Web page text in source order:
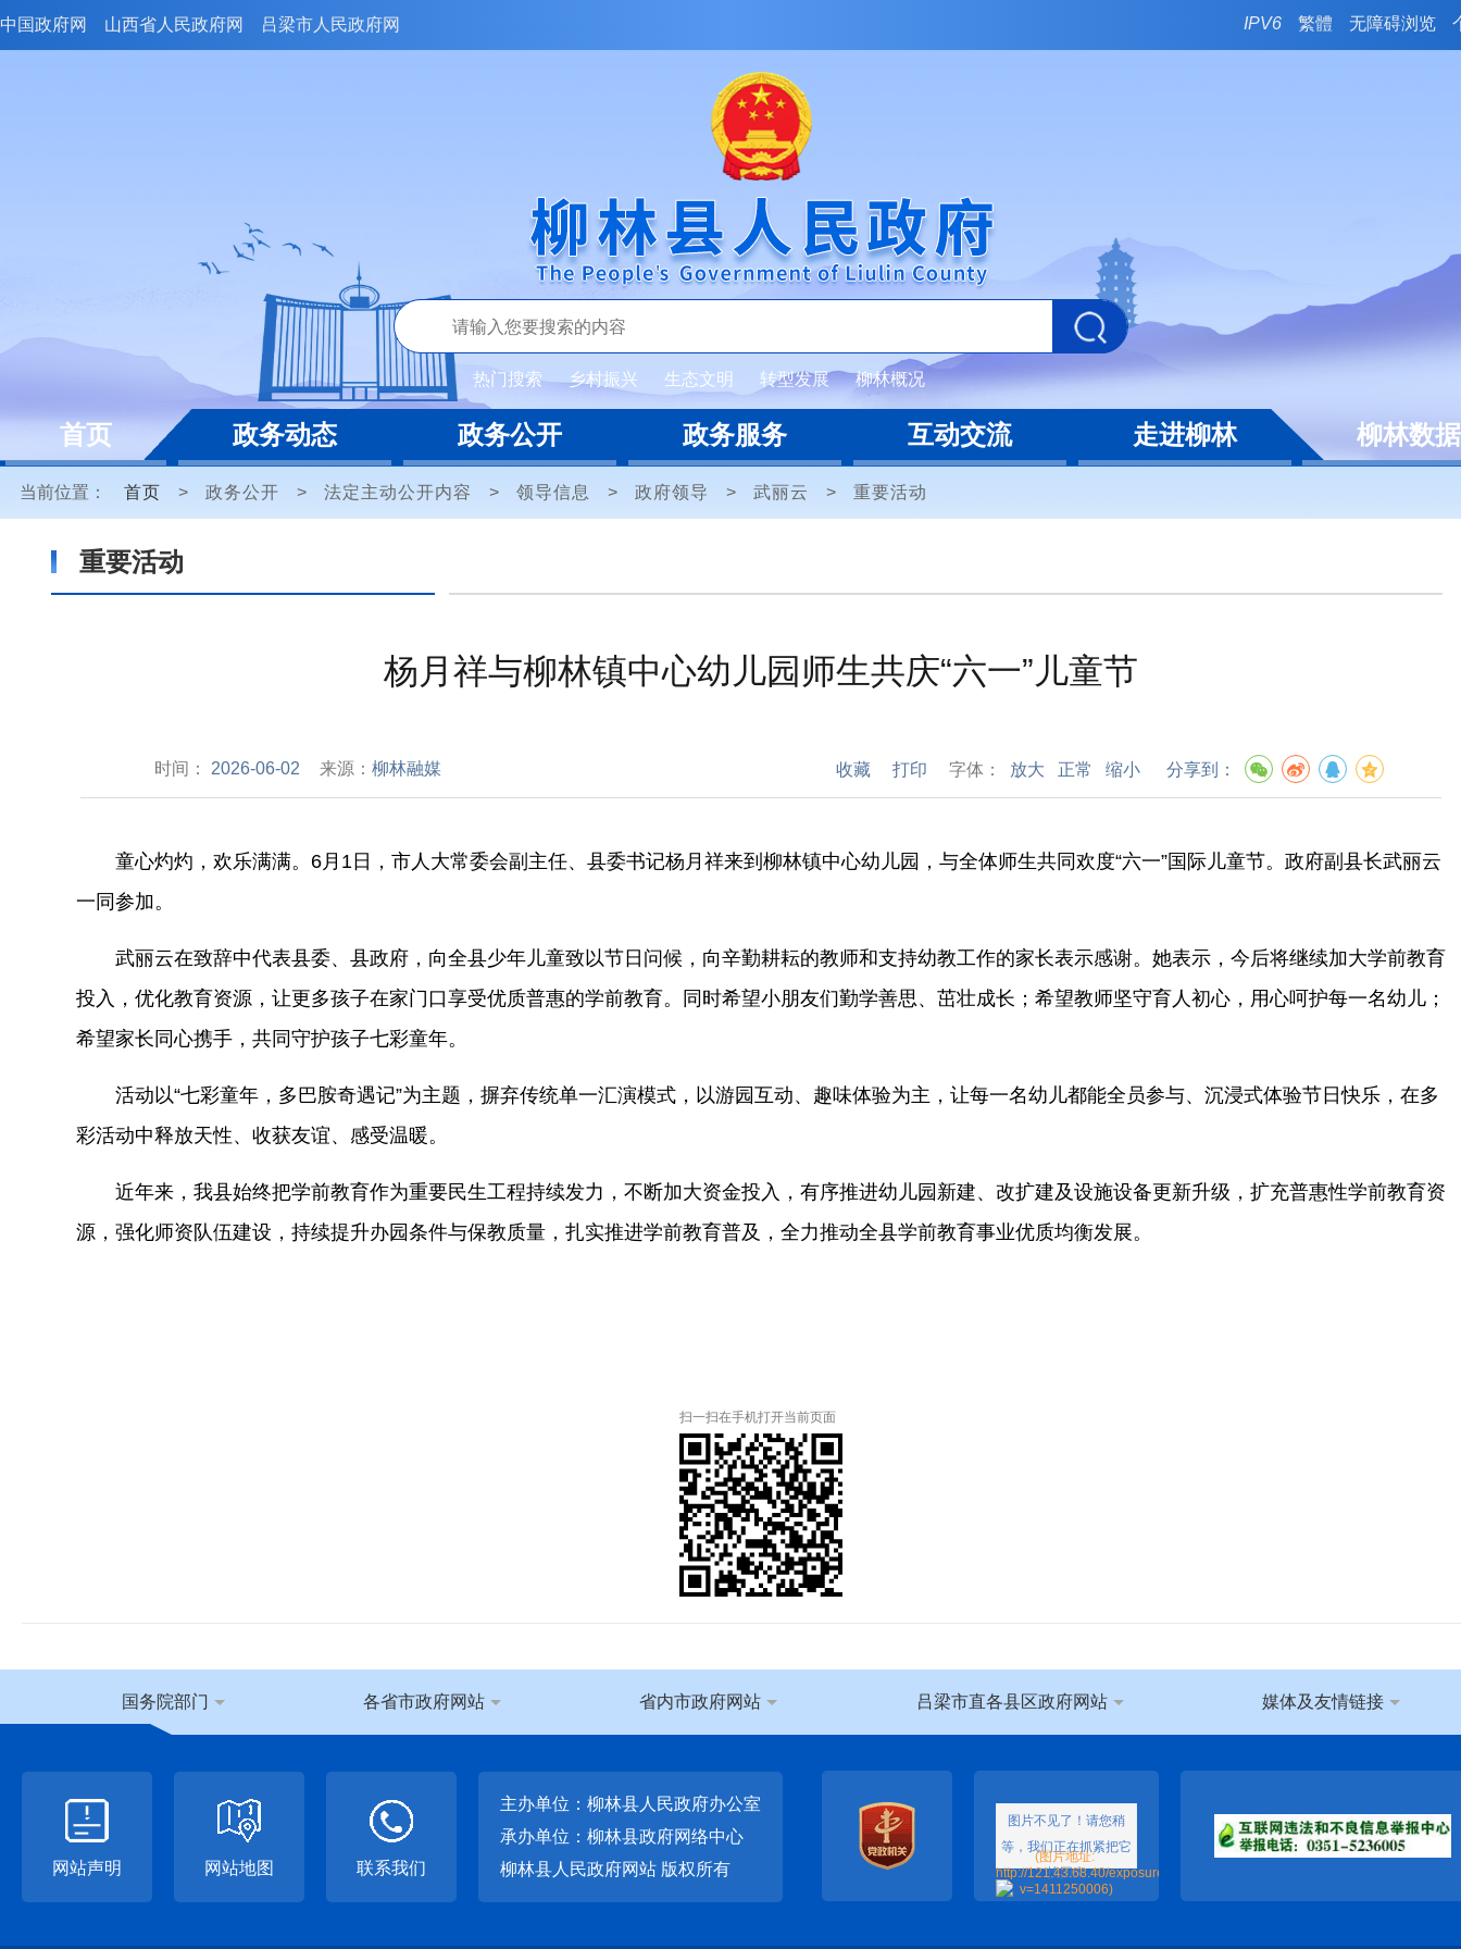
中国政府网 山西省人民政府网 吕梁市人民政府网 IPV6 繁體 无障碍浏览
热门搜索 乡村振兴 生态文明 转型发展 柳林概况
首页 政务动态 政务公开 政务服务 互动交流 走进柳林 柳林数据
当前位置： 首页 > 政务公开 > 法定主动公开内容 > 领导信息 > 政府领导 > 武丽云 > 重要活动
重要活动
杨月祥与柳林镇中心幼儿园师生共庆“六一”儿童节
时间： 2026-06-02 来源：柳林融媒 收藏 打印 字体： 放大 正常 缩小 分享到：
童心灼灼，欢乐满满。 6月 1 日，市人大常委会副主任、县委书记杨月祥来到柳林镇中心幼儿园，与全体师生共同欢度“六一”国际儿童节。政府副县长武丽云
一同参加。
武丽云在致辞中代表县委、县政府，向全县少年儿童致以节日问候，向辛勤耕耘的教师和支持幼教工作的家长表示感谢。她表示，今后将继续加大学前教育
投入，优化教育资源，让更多孩子在家门口享受优质普惠的学前教育。同时希望小朋友们勤学善思、茁壮成长；希望教师坚守育人初心，用心呵护每一名幼儿；
希望家长同心携手，共同守护孩子七彩童年。
活动以“七彩童年，多巴胺奇遇记”为主题，摒弃传统单一汇演模式，以游园互动、趣味体验为主，让每一名幼儿都能全员参与、沉浸式体验节日快乐，在多
彩活动中释放天性、收获友谊、感受温暖。
近年来，我县始终把学前教育作为重要民生工程持续发力，不断加大资金投入，有序推进幼儿园新建、改扩建及设施设备更新升级，扩充普惠性学前教育资
源，强化师资队伍建设，持续提升办园条件与保教质量， 扎实推进学前教育普及 ，全力推动全县学前教育事业优质均衡发展。
扫一扫在手机打开当前页面
国务院部门 各省市政府网站 省内市政府网站 吕梁市直各县区政府网站 媒体及友情链接
网站声明 网站地图 联系我们
主办单位：柳林县人民政府办公室
承办单位：柳林县政府网络中心
柳林县人民政府网站 版权所有